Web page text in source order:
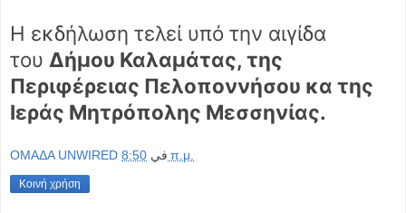
Η εκδήλωση τελεί υπό την αιγίδα
του Δήμου Καλαμάτας, της
Περιφέρειας Πελοποννήσου κα της
Ιεράς Μητρόπολης Μεσσηνίας.
OMAΔΑ UNWIRED في 8:50 π.μ.
Κοινή χρήση